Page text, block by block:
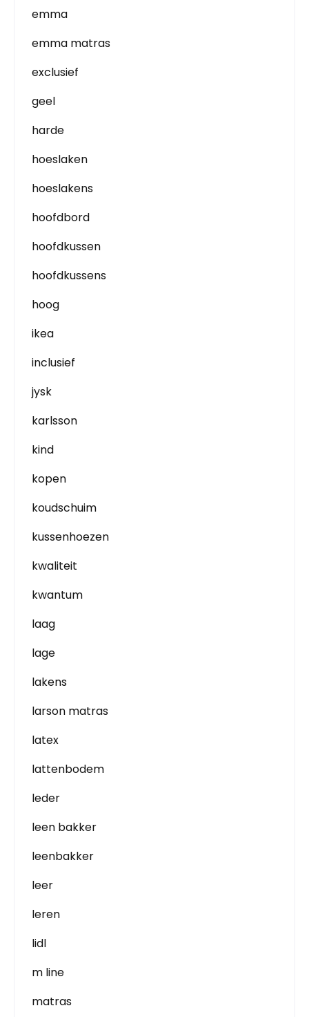
emma
emma matras
exclusief
geel
harde
hoeslaken
hoeslakens
hoofdbord
hoofdkussen
hoofdkussens
hoog
ikea
inclusief
jysk
karlsson
kind
kopen
koudschuim
kussenhoezen
kwaliteit
kwantum
laag
lage
lakens
larson matras
latex
lattenbodem
leder
leen bakker
leenbakker
leer
leren
lidl
m line
matras